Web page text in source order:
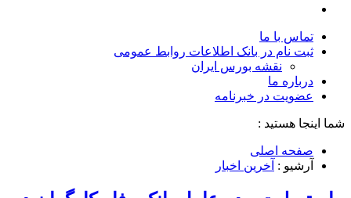
تماس با ما
ثبت نام در بانک اطلاعات روابط عمومی
نقشه بورس ایران
درباره ما
عضويت در خبرنامه
شما اینجا هستید :
صفحه اصلی
آرشیو : آخرین اخبار